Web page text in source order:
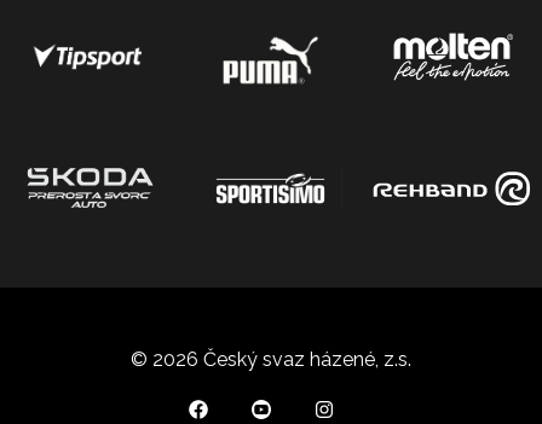
© 2026 Český svaz házené, z.s.